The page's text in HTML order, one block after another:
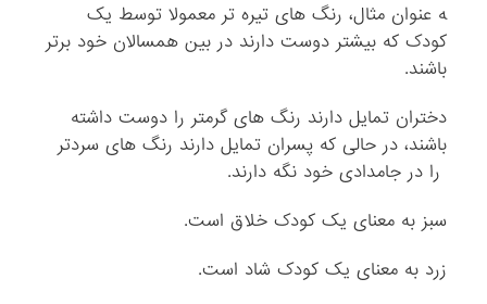
ه عنوان مثال، رنگ های تیره تر معمولا توسط یک
کودک که بیشتر دوست دارند در بین همسالان خود برتر
باشند.
دختران تمایل دارند رنگ های گرمتر را دوست داشته
باشند، در حالی که پسران تمایل دارند رنگ های سردتر
را در جامدادی خود نگه دارند.
سبز به معنای یک کودک خلاق است.
زرد به معنای یک کودک شاد است.